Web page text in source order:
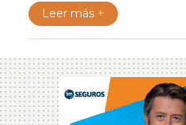
Leer más +